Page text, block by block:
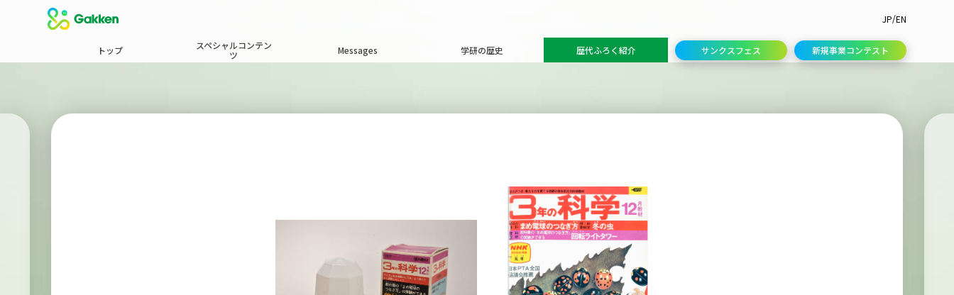
JP/EN
トップ
スペシャルコンテン
ツ
Messages 学研の歴史 歴代ふろく紹介 サンクスフェス 新規事業コンテスト